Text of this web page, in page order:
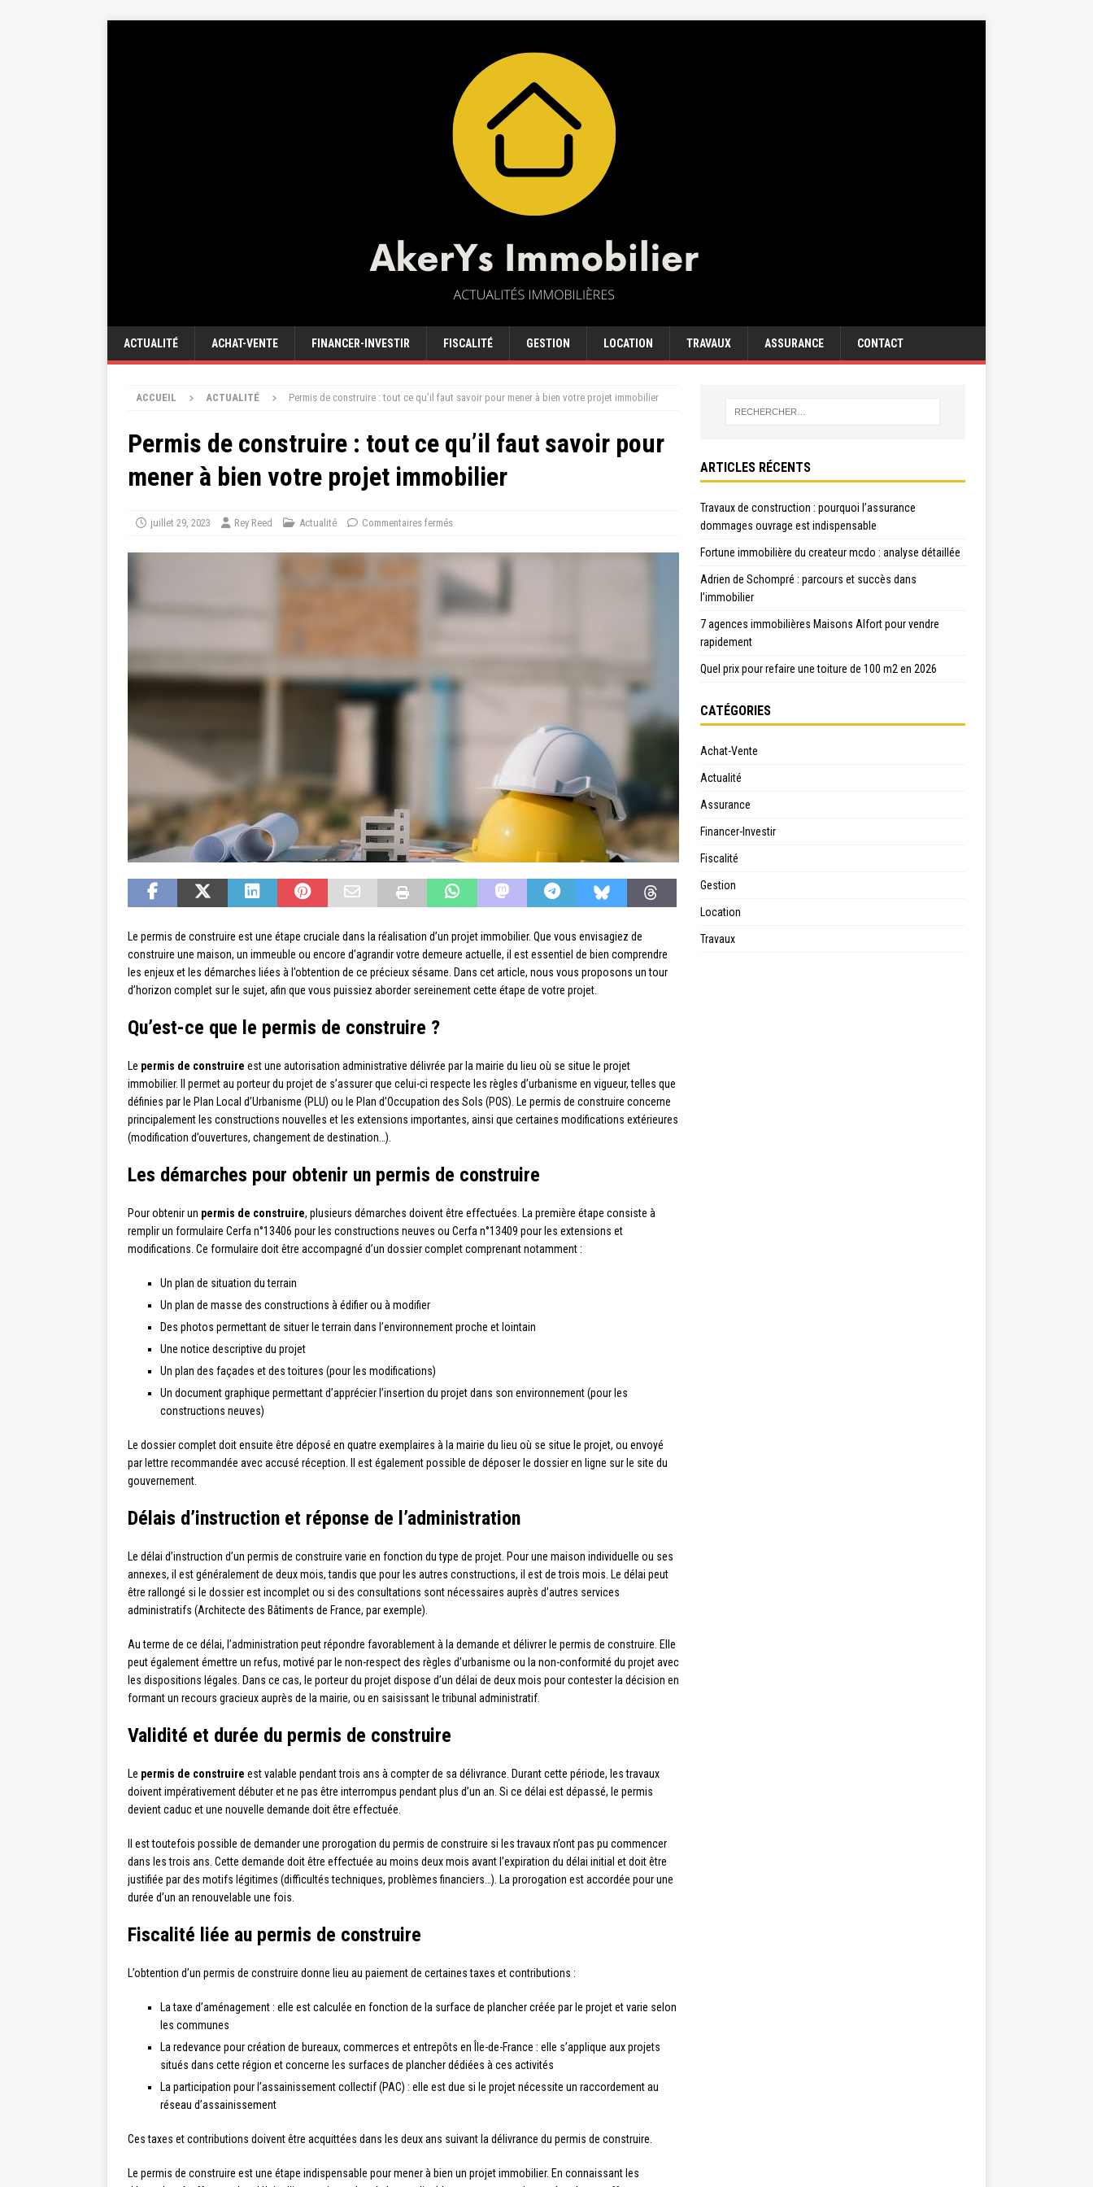
ACTUALITÉ ACHAT-VENTE FINANCER-INVESTIR FISCALITÉ GESTION LOCATION TRAVAUX ASSURANCE CONTACT
ACCUEIL ACTUALITÉ Permis de construire : tout ce qu’il faut savoir pour mener à bien votre projet immobilier
Permis de construire : tout ce qu’il faut savoir pour
mener à bien votre projet immobilier
juillet 29, 2023 Rey Reed Actualité Commentaires fermés
Le permis de construire est une étape cruciale dans la réalisation d’un projet immobilier. Que vous envisagiez de
construire une maison, un immeuble ou encore d’agrandir votre demeure actuelle, il est essentiel de bien comprendre
les enjeux et les démarches liées à l’obtention de ce précieux sésame. Dans cet article, nous vous proposons un tour
d’horizon complet sur le sujet, afin que vous puissiez aborder sereinement cette étape de votre projet.
Qu’est-ce que le permis de construire ?
Le permis de construire est une autorisation administrative délivrée par la mairie du lieu où se situe le projet
immobilier. Il permet au porteur du projet de s’assurer que celui-ci respecte les règles d’urbanisme en vigueur, telles que
définies par le Plan Local d’Urbanisme (PLU) ou le Plan d’Occupation des Sols (POS). Le permis de construire concerne
principalement les constructions nouvelles et les extensions importantes, ainsi que certaines modifications extérieures
(modification d’ouvertures, changement de destination…).
Les démarches pour obtenir un permis de construire
Pour obtenir un permis de construire, plusieurs démarches doivent être effectuées. La première étape consiste à
remplir un formulaire Cerfa n°13406 pour les constructions neuves ou Cerfa n°13409 pour les extensions et
modifications. Ce formulaire doit être accompagné d’un dossier complet comprenant notamment :
Un plan de situation du terrain
Un plan de masse des constructions à édifier ou à modifier
Des photos permettant de situer le terrain dans l’environnement proche et lointain
Une notice descriptive du projet
Un plan des façades et des toitures (pour les modifications)
Un document graphique permettant d’apprécier l’insertion du projet dans son environnement (pour les
constructions neuves)
Le dossier complet doit ensuite être déposé en quatre exemplaires à la mairie du lieu où se situe le projet, ou envoyé
par lettre recommandée avec accusé réception. Il est également possible de déposer le dossier en ligne sur le site du
gouvernement.
Délais d’instruction et réponse de l’administration
Le délai d’instruction d’un permis de construire varie en fonction du type de projet. Pour une maison individuelle ou ses
annexes, il est généralement de deux mois, tandis que pour les autres constructions, il est de trois mois. Le délai peut
être rallongé si le dossier est incomplet ou si des consultations sont nécessaires auprès d’autres services
administratifs (Architecte des Bâtiments de France, par exemple).
Au terme de ce délai, l’administration peut répondre favorablement à la demande et délivrer le permis de construire. Elle
peut également émettre un refus, motivé par le non-respect des règles d’urbanisme ou la non-conformité du projet avec
les dispositions légales. Dans ce cas, le porteur du projet dispose d’un délai de deux mois pour contester la décision en
formant un recours gracieux auprès de la mairie, ou en saisissant le tribunal administratif.
Validité et durée du permis de construire
Le permis de construire est valable pendant trois ans à compter de sa délivrance. Durant cette période, les travaux
doivent impérativement débuter et ne pas être interrompus pendant plus d’un an. Si ce délai est dépassé, le permis
devient caduc et une nouvelle demande doit être effectuée.
Il est toutefois possible de demander une prorogation du permis de construire si les travaux n’ont pas pu commencer
dans les trois ans. Cette demande doit être effectuée au moins deux mois avant l’expiration du délai initial et doit être
justifiée par des motifs légitimes (difficultés techniques, problèmes financiers…). La prorogation est accordée pour une
durée d’un an renouvelable une fois.
Fiscalité liée au permis de construire
L’obtention d’un permis de construire donne lieu au paiement de certaines taxes et contributions :
La taxe d’aménagement : elle est calculée en fonction de la surface de plancher créée par le projet et varie selon
les communes
La redevance pour création de bureaux, commerces et entrepôts en Île-de-France : elle s’applique aux projets
situés dans cette région et concerne les surfaces de plancher dédiées à ces activités
La participation pour l’assainissement collectif (PAC) : elle est due si le projet nécessite un raccordement au
réseau d’assainissement
Ces taxes et contributions doivent être acquittées dans les deux ans suivant la délivrance du permis de construire.
Le permis de construire est une étape indispensable pour mener à bien un projet immobilier. En connaissant les
ARTICLES RÉCENTS
Travaux de construction : pourquoi l’assurance
dommages ouvrage est indispensable
Fortune immobilière du createur mcdo : analyse détaillée
Adrien de Schompré : parcours et succès dans
l’immobilier
7 agences immobilières Maisons Alfort pour vendre
rapidement
Quel prix pour refaire une toiture de 100 m2 en 2026
CATÉGORIES
Achat-Vente
Actualité
Assurance
Financer-Investir
Fiscalité
Gestion
Location
Travaux